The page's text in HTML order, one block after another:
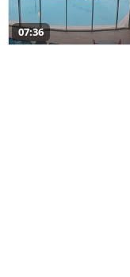
07:36